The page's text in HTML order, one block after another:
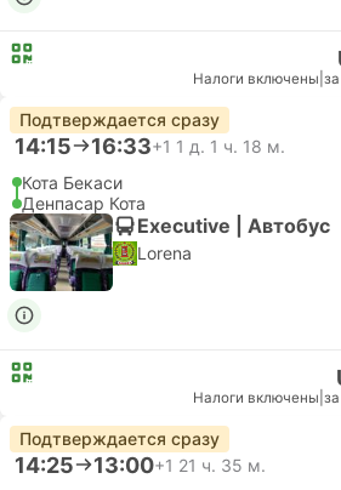
Налоги включены
Подтверждается сразу
14:15 16:33+1 1 д. 1 ч. 18 м.
Кота Бекаси
Денпасар Кота
Executive | Автобус
Lorena
Налоги включены
Подтверждается сразу
14:25 13:00+1 21 ч. 35 м.